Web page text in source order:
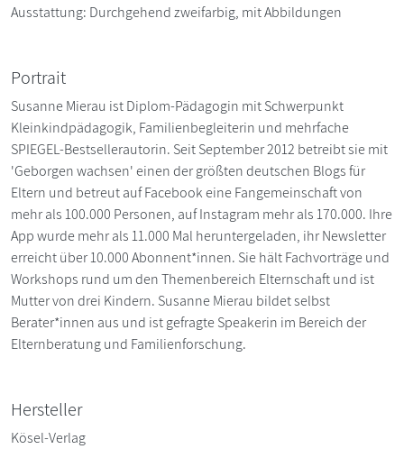
Ausstattung: Durchgehend zweifarbig, mit Abbildungen
Portrait
Susanne Mierau ist Diplom-Pädagogin mit Schwerpunkt
Kleinkindpädagogik, Familienbegleiterin und mehrfache
SPIEGEL-Bestsellerautorin. Seit September 2012 betreibt sie mit
'Geborgen wachsen' einen der größten deutschen Blogs für
Eltern und betreut auf Facebook eine Fangemeinschaft von
mehr als 100.000 Personen, auf Instagram mehr als 170.000. Ihre
App wurde mehr als 11.000 Mal heruntergeladen, ihr Newsletter
erreicht über 10.000 Abonnent*innen. Sie hält Fachvorträge und
Workshops rund um den Themenbereich Elternschaft und ist
Mutter von drei Kindern. Susanne Mierau bildet selbst
Berater*innen aus und ist gefragte Speakerin im Bereich der
Elternberatung und Familienforschung.
Hersteller
Kösel-Verlag